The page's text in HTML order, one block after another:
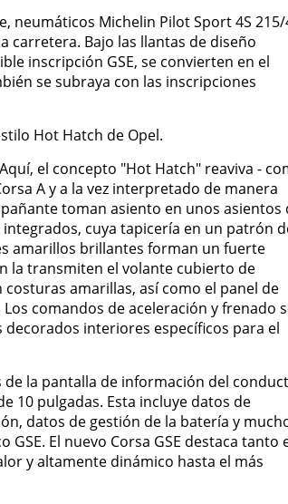
neumáticos Michelin Pilot Sport 4S
carretera. Bajo las llantas de diseño
inscripción GSE, se convierten en el
se subraya con las inscripciones
Hot Hatch de Opel.
el concepto "Hot Hatch" reaviva -
A y a la vez interpretado de manera
toman asiento en unos asientos
cuya tapicería en un patrón
amarillos brillantes forman un fuerte
la transmiten el volante cubierto de
amarillas, así como el panel de
comandos de aceleración y frenado
interiores específicos para el
la pantalla de información del
10 pulgadas. Esta incluye datos de
datos de gestión de la batería y
El nuevo Corsa GSE destaca tanto
y altamente dinámico hasta el más